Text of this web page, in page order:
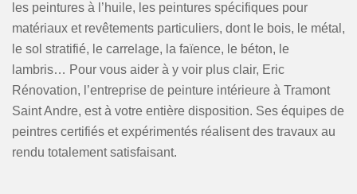
les peintures à l’huile, les peintures spécifiques pour
matériaux et revêtements particuliers, dont le bois, le métal,
le sol stratifié, le carrelage, la faïence, le béton, le
lambris… Pour vous aider à y voir plus clair, Eric
Rénovation, l’entreprise de peinture intérieure à Tramont
Saint Andre, est à votre entière disposition. Ses équipes de
peintres certifiés et expérimentés réalisent des travaux au
rendu totalement satisfaisant.